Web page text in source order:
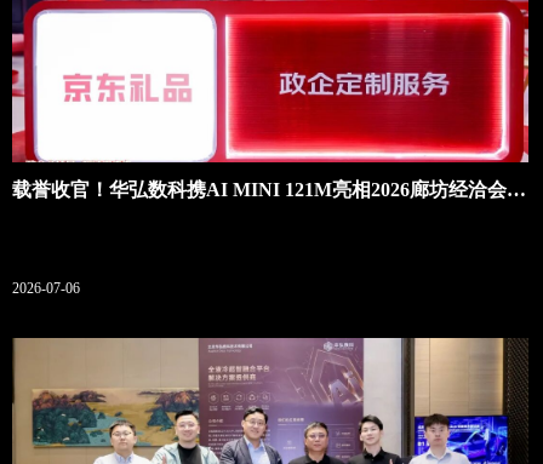
载誉收官！华弘数科携AI MINI 121M亮相2026廊坊经洽会，
2026-07-06